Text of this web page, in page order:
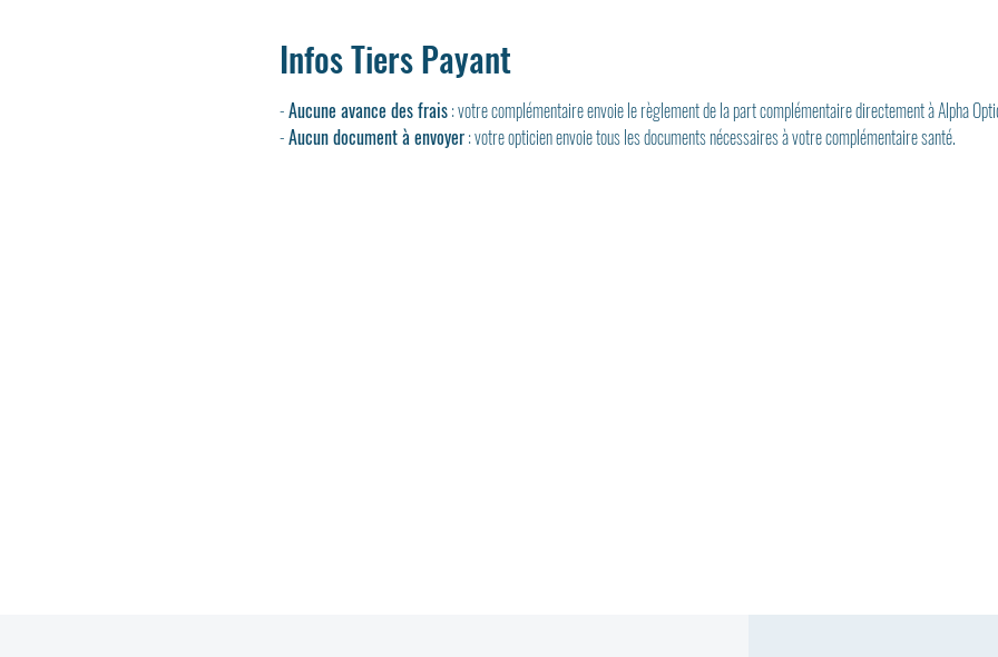
Infos Tiers Payant
- Aucune avance des frais : votre complémentaire envoie le règlement de la part complémentaire directement à Alpha
- Aucun document à envoyer : votre opticien envoie tous les documents nécessaires à votre complémentaire santé.